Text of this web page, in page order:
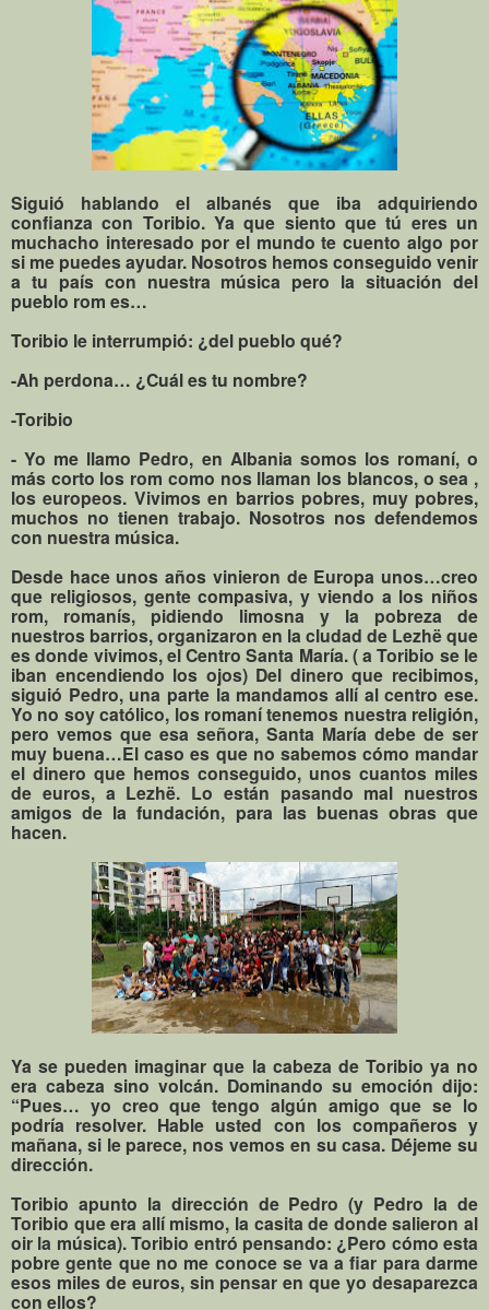
Siguió hablando el albanés que iba adquiriendo
confianza con Toribio. Ya que siento que tú eres un
muchacho interesado por el mundo te cuento algo por
si me puedes ayudar. Nosotros hemos conseguido venir
a tu país con nuestra música pero la situación del
pueblo rom es…
Toribio le interrumpió: ¿del pueblo qué?
-Ah perdona… ¿Cuál es tu nombre?
-Toribio
- Yo me llamo Pedro, en Albania somos los romaní, o
más corto los rom como nos llaman los blancos, o sea ,
los europeos. Vivimos en barrios pobres, muy pobres,
muchos no tienen trabajo. Nosotros nos defendemos
con nuestra música.
Desde hace unos años vinieron de Europa unos…creo
que religiosos, gente compasiva, y viendo a los niños
rom, romanís, pidiendo limosna y la pobreza de
nuestros barrios, organizaron en la cludad de Lezhë que
es donde vivimos, el Centro Santa María. ( a Toribio se le
iban encendiendo los ojos) Del dinero que recibimos,
siguió Pedro, una parte la mandamos allí al centro ese.
Yo no soy católico, los romaní tenemos nuestra religión,
pero vemos que esa señora, Santa María debe de ser
muy buena…El caso es que no sabemos cómo mandar
el dinero que hemos conseguido, unos cuantos miles
de euros, a Lezhë. Lo están pasando mal nuestros
amigos de la fundación, para las buenas obras que
hacen.
Ya se pueden imaginar que la cabeza de Toribio ya no
era cabeza sino volcán. Dominando su emoción dijo:
“Pues… yo creo que tengo algún amigo que se lo
podría resolver. Hable usted con los compañeros y
mañana, si le parece, nos vemos en su casa. Déjeme su
dirección.
Toribio apunto la dirección de Pedro (y Pedro la de
Toribio que era allí mismo, la casita de donde salieron al
oir la música). Toribio entró pensando: ¿Pero cómo esta
pobre gente que no me conoce se va a fiar para darme
esos miles de euros, sin pensar en que yo desaparezca
con ellos?